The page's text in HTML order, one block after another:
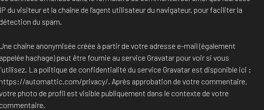
IP du visiteur et la chaîne de l’agent utilisateur du navigateur. pour faciliter la
détection du spam.
Une chaîne anonymisée créée à partir de votre adresse e-mail (également
appelée hachage) peut être fournie au service Gravatar pour voir si vous
l’utilisez. La politique de confidentialité du service Gravatar est disponible ici :
https://automattic.com/privacy/. Après approbation de votre commentaire,
photo de profil est visible publiquement dans le contexte de votre
commentaire.